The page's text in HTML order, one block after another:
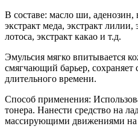
В составе: масло ши,
экстракт меда, экстракт лилии,
лотоса, экстракт какао и т.д.
Эмульсия мягко впитывается
смягчающий барьер, сохраняет
длительного времени.
Способ применения:
тонера. Нанести средство на
массирующими движениями